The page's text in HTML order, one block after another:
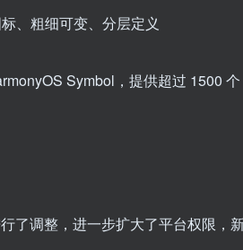
、粗细可变、分层定义
Symbol，提供超过 1500 个
了调整，进一步扩大了平台权限，